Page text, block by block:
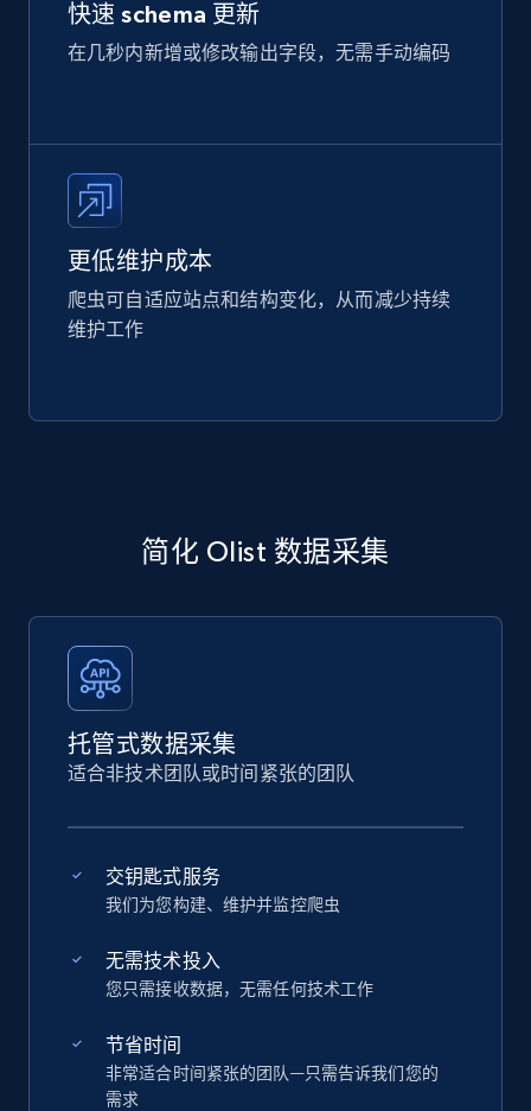
快速 schema 更新
在几秒内新增或修改输出字段，无需手动编码
更低维护成本
爬虫可自适应站点和结构变化，从而减少持续
维护工作
简化 Olist 数据采集
托管式数据采集
适合非技术团队或时间紧张的团队
交钥匙式服务
我们为您构建、维护并监控爬虫
无需技术投入
您只需接收数据，无需任何技术工作
节省时间
非常适合时间紧张的团队—只需告诉我们您的
需求